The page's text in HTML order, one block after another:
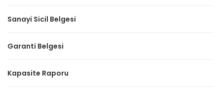
Sanayi Sicil Belgesi
Garanti Belgesi
Kapasite Raporu